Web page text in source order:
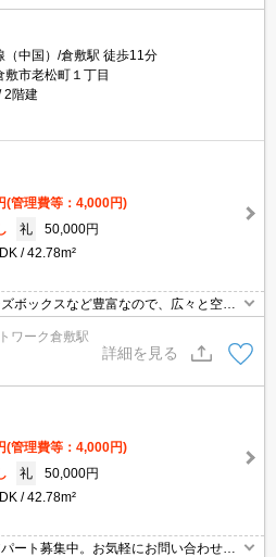
（中国）/倉敷駅 徒歩11分
敷市老松町１丁目
2階建
(管理費等：4,000円)
礼
50,000円
42.78m²
ボックスなど豊富なので、広々と空間
忙しい朝でも鏡を見ながらサッと身支
採用しています。来客時にはTVインタ
ることができるので防犯対策につなが
内に車を置いておくことができます。
ワーク倉敷駅
詳細を見る
(管理費等：4,000円)
礼
50,000円
42.78m²
ート募集中。お気軽にお問い合わせく